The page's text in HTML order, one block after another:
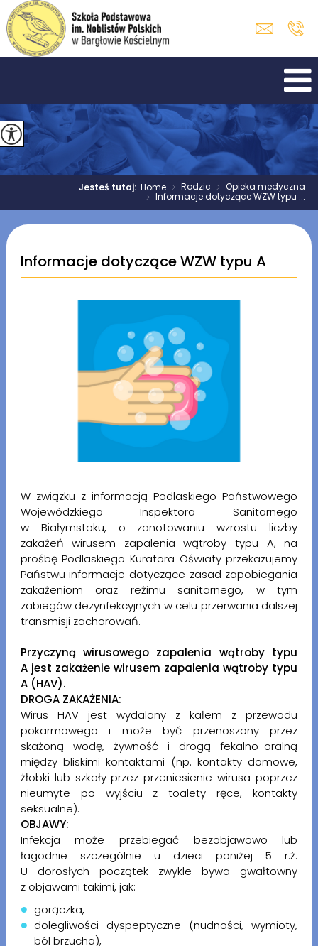
Jesteś tutaj:Home > Rodzic > Opieka medyczna
> Informacje dotyczące WZW typu ...
Informacje dotyczące WZW typu A
W związku z informacją Podlaskiego Państwowego
Wojewódzkiego Inspektora Sanitarnego
w Białymstoku, o zanotowaniu wzrostu liczby
zakażeń wirusem zapalenia wątroby typu A, na
prośbę Podlaskiego Kuratora Oświaty przekazujemy
Państwu informacje dotyczące zasad zapobiegania
zakażeniom oraz reżimu sanitarnego, w tym
zabiegów dezynfekcyjnych w celu przerwania dalszej
transmisji zachorowań.
Przyczyną wirusowego zapalenia wątroby typu
A jest zakażenie wirusem zapalenia wątroby typu
A (HAV).
DROGA ZAKAŻENIA:
Wirus HAV jest wydalany z kałem z przewodu
pokarmowego i może być przenoszony przez
skażoną wodę, żywność i drogą fekalno-oralną
między bliskimi kontaktami (np. kontakty domowe,
żłobki lub szkoły przez przeniesienie wirusa poprzez
nieumyte po wyjściu z toalety ręce, kontakty
seksualne).
OBJAWY:
Infekcja może przebiegać bezobjawowo lub
łagodnie szczególnie u dzieci poniżej 5 r.ż.
U dorosłych początek zwykle bywa gwałtowny
z objawami takimi, jak:
gorączka,
dolegliwości dyspeptyczne (nudności, wymioty,
ból brzucha),